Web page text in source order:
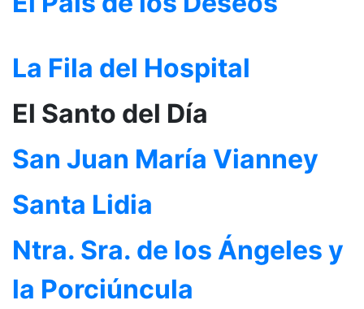
La Fila del Hospital
El Santo del Día
San Juan María Vianney
Santa Lidia
Ntra. Sra. de los Ángeles y
la Porciúncula